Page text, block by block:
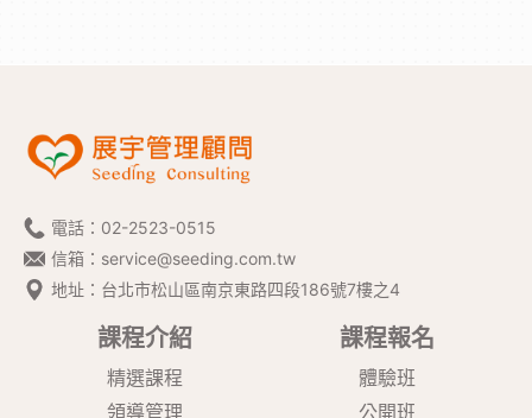
電話： 02-2523-0515
信箱： service@seeding.com.tw
地址：台北市松山區南京東路四段186號7樓之4
課程介紹
精選課程
領導管理
課程報名
體驗班
公開班